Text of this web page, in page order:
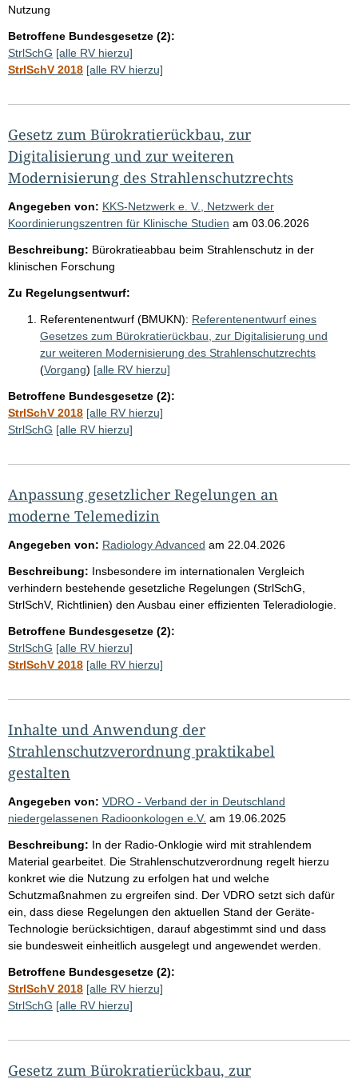
Nutzung
Betroffene Bundesgesetze (2):
StrlSchG [alle RV hierzu]
StrlSchV 2018 [alle RV hierzu]
Gesetz zum Bürokratierückbau, zur
Digitalisierung und zur weiteren
Modernisierung des Strahlenschutzrechts
Angegeben von: KKS-Netzwerk e. V., Netzwerk der
Koordinierungszentren für Klinische Studien am 03.06.2026
Beschreibung: Bürokratieabbau beim Strahlenschutz in der
klinischen Forschung
Zu Regelungsentwurf:
Referentenentwurf (BMUKN): Referentenentwurf eines
Gesetzes zum Bürokratierückbau, zur Digitalisierung und
zur weiteren Modernisierung des Strahlenschutzrechts
(Vorgang) [alle RV hierzu]
Betroffene Bundesgesetze (2):
StrlSchV 2018 [alle RV hierzu]
StrlSchG [alle RV hierzu]
Anpassung gesetzlicher Regelungen an
moderne Telemedizin
Angegeben von: Radiology Advanced am 22.04.2026
Beschreibung: Insbesondere im internationalen Vergleich
verhindern bestehende gesetzliche Regelungen (StrlSchG,
StrlSchV, Richtlinien) den Ausbau einer effizienten Teleradiologie.
Betroffene Bundesgesetze (2):
StrlSchG [alle RV hierzu]
StrlSchV 2018 [alle RV hierzu]
Inhalte und Anwendung der
Strahlenschutzverordnung praktikabel
gestalten
Angegeben von: VDRO - Verband der in Deutschland
niedergelassenen Radioonkologen e.V. am 19.06.2025
Beschreibung: In der Radio-Onklogie wird mit strahlendem
Material gearbeitet. Die Strahlenschutzverordnung regelt hierzu
konkret wie die Nutzung zu erfolgen hat und welche
Schutzmaßnahmen zu ergreifen sind. Der VDRO setzt sich dafür
ein, dass diese Regelungen den aktuellen Stand der Geräte-
Technologie berücksichtigen, darauf abgestimmt sind und dass
sie bundesweit einheitlich ausgelegt und angewendet werden.
Betroffene Bundesgesetze (2):
StrlSchV 2018 [alle RV hierzu]
StrlSchG [alle RV hierzu]
Gesetz zum Bürokratierückbau, zur